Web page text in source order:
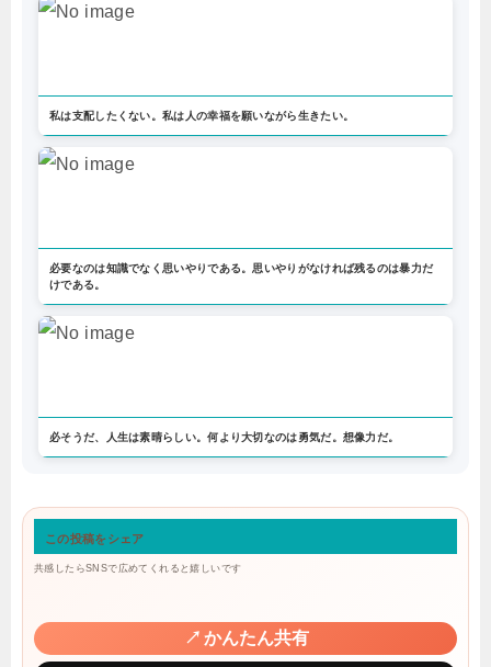
私は支配したくない。私は人の幸福を願いながら生きたい。
必要なのは知識でなく思いやりである。思いやりがなければ残るのは暴力だ
けである。
必そうだ、人生は素晴らしい。何より大切なのは勇気だ。想像力だ。
この投稿をシェア
共感したらSNSで広めてくれると嬉しいです
↗ かんたん共有